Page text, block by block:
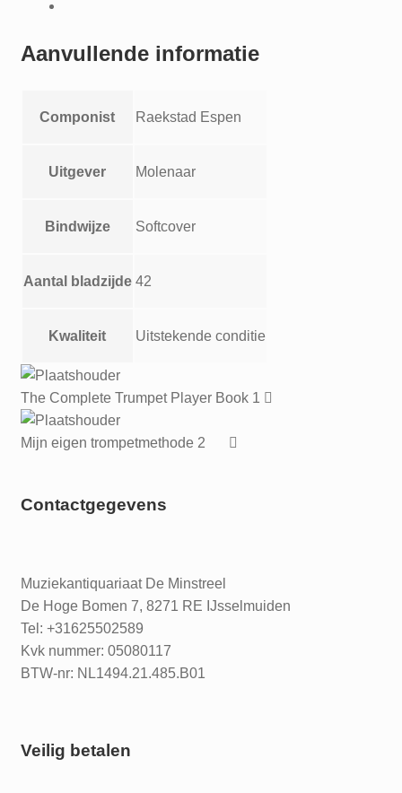
Aanvullende informatie
Componist Raekstad Espen
Uitgever Molenaar
Bindwijze Softcover
Aantal bladzijde 42
Kwaliteit Uitstekende conditie
The Complete Trumpet Player Book 1
Mijn eigen trompetmethode 2
Contactgegevens
Muziekantiquariaat De Minstreel
De Hoge Bomen 7, 8271 RE IJsselmuiden
Tel: +31625502589
Kvk nummer: 05080117
BTW-nr: NL1494.21.485.B01
Veilig betalen